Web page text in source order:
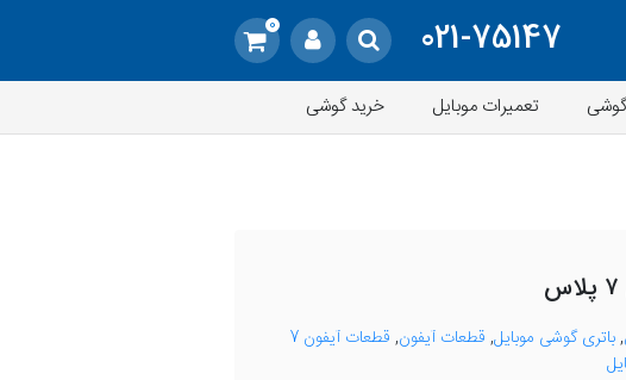
021-75147
0
تعمیرات موبایل خرید گوشی
,باتری گوشی موبایل, قطعات آیفون,
قطعات آیفون 7